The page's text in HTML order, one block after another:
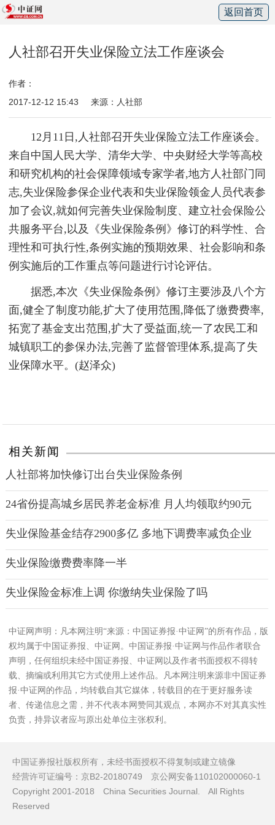
返回首页
人社部召开失业保险立法工作座谈会
作者：
2017-12-12 15:43
来源：人社部
12月11日,人社部召开失业保险立法工作座谈会。
来自中国人民大学、清华大学、中央财经大学等高校
和研究机构的社会保障领域专家学者,地方人社部门同
志,失业保险参保企业代表和失业保险领金人员代表参
加了会议,就如何完善失业保险制度、建立社会保险公
共服务平台,以及《失业保险条例》修订的科学性、合
理性和可执行性,条例实施的预期效果、社会影响和条
例实施后的工作重点等问题进行讨论评估。
据悉,本次《失业保险条例》修订主要涉及八个方
面,健全了制度功能,扩大了使用范围,降低了缴费费率,
拓宽了基金支出范围,扩大了受益面,统一了农民工和
城镇职工的参保办法,完善了监督管理体系,提高了失
业保障水平。(赵泽众)
相关新闻
人社部将加快修订出台失业保险条例
24省份提高城乡居民养老金标准 月人均领取约90元
失业保险基金结存2900多亿 多地下调费率减负企业
失业保险缴费费率降一半
失业保险金标准上调 你缴纳失业保险了吗
中证网声明：凡本网注明“来源：中国证券报·中证网”的所有作品，版
权均属于中国证券报、中证网。中国证券报·中证网与作品作者联合
声明，任何组织未经中国证券报、中证网以及作者书面授权不得转
载、摘编或利用其它方式使用上述作品。凡本网注明来源非中国证券
报·中证网的作品，均转载自其它媒体，转载目的在于更好服务读
者、传递信息之需，并不代表本网赞同其观点，本网亦不对其真实性
负责，持异议者应与原出处单位主张权利。
中国证券报社版权所有，未经书面授权不得复制或建立镜像
经营许可证编号：京B2-20180749 京公网安备110102000060-1
Copyright 2001-2018 China Securities Journal. All Rights
Reserved